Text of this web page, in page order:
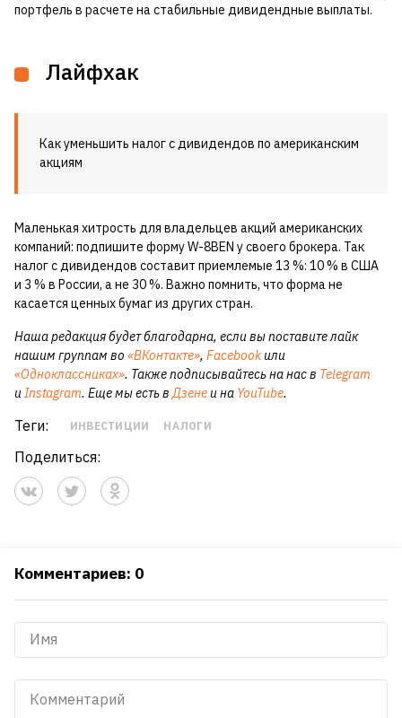
портфель в расчете на стабильные дивидендные выплаты.
Лайфхак
Как уменьшить налог с дивидендов по американским
акциям
Маленькая хитрость для владельцев акций американских
компаний: подпишите форму W-8BEN у своего брокера. Так
налог с дивидендов составит приемлемые 13 %: 10 % в США
и 3 % в России, а не 30 %. Важно помнить, что форма не
касается ценных бумаг из других стран.
Наша редакция будет благодарна, если вы поставите лайк
нашим группам во «ВКонтакте», Facebookили
«Одноклассниках». Также подписывайтесь на нас в Telegram
иInstagram. Еще мы есть вДзенеи на YouTube.
Теги: ИНВЕСТИЦИИ НАЛОГИ
Поделиться:
Комментариев: 0